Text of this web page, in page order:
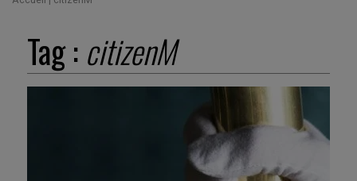
Tag : citizenM